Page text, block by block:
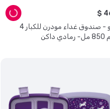
بينتغو - صندوق غداء مودرن للكبار 4
$